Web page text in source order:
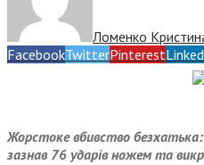
Ломенко
FacebookTwitterPinterest
Жорстоке вбивство безхатька:
зазнав 76 ударів ножем та